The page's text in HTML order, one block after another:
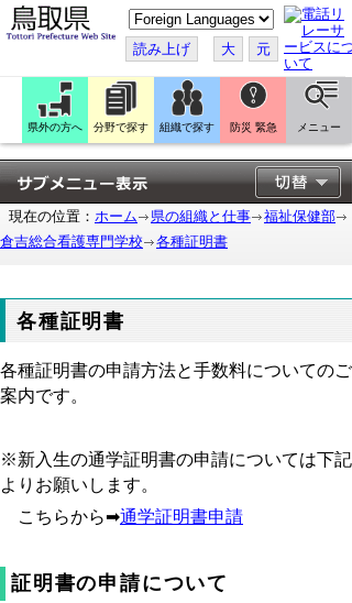
こ
の
ペ
ー
ジ
翻
訳
す
る
読み上げ 大 元
県外の方へ 分野で探す 組織で探す 防災 緊急 メニュー
現在の位置： ホーム 県の組織と仕事
福祉保健部
倉吉総合看護専門学校
各種証明書
各種証明書
各種証明書の申請方法と手数料についてのご
案内です。
※新入生の通学証明書の申請については下記
よりお願いします。
こちらから➡通学証明書申請
証明書の申請について